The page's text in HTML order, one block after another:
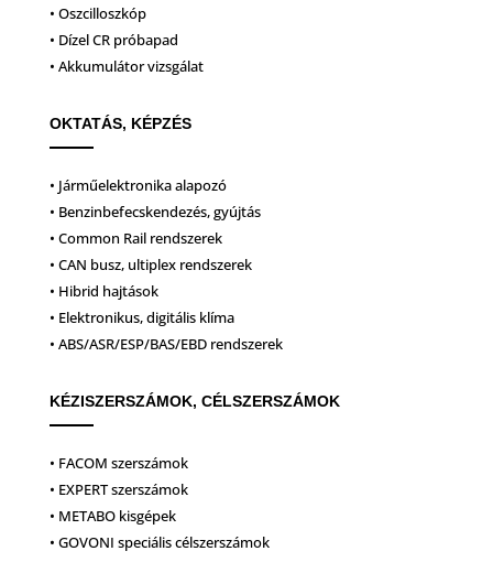
• Oszcilloszkóp
• Dízel CR próbapad
• Akkumulátor vizsgálat
OKTATÁS, KÉPZÉS
• Járműelektronika alapozó
• Benzinbefecskendezés, gyújtás
• Common Rail rendszerek
• CAN busz, ultiplex rendszerek
• Hibrid hajtások
• Elektronikus, digitális klíma
• ABS/ASR/ESP/BAS/EBD rendszerek
KÉZISZERSZÁMOK, CÉLSZERSZÁMOK
• FACOM szerszámok
• EXPERT szerszámok
• METABO kisgépek
• GOVONI speciális célszerszámok